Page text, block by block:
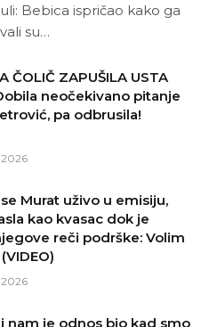
Bebica ispričao kako ga
su…
ČOLIČ ZAPUŠILA USTA
neočekivano pitanje
pa odbrusila!
Murat uživo u emisiju,
kao kvasac dok je
reči podrške: Volim
nam je odnos bio kad smo